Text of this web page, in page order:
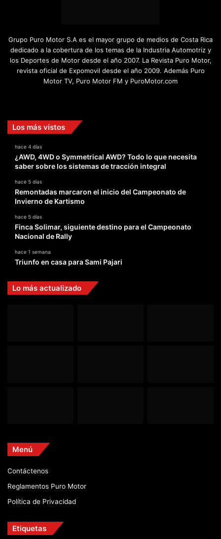
Grupo Puro Motor S.A es el mayor grupo de medios de Costa Rica
dedicado a la cobertura de los temas de la Industria Automotriz y
los Deportes de Motor desde el año 2007. La Revista Puro Motor,
revista oficial de Expomovil desde el año 2009. Además Puro
Motor TV, Puro Motor FM y PuroMotor.com
Los más vistos
hace 4 días
¿AWD, 4WD o Symmetrical AWD? Todo lo que necesita
saber sobre los sistemas de tracción integral
hace 5 días
Remontadas marcaron el inicio del Campeonato de
Invierno de Kartismo
hace 5 días
Finca Solimar, siguiente destino para el Campeonato
Nacional de Rally
hace 1 semana
Triunfo en casa para Sami Pajari
Lo más actualizado
Menú
Contáctenos
Reglamentos Puro Motor
Política de Privacidad
Etiquetas